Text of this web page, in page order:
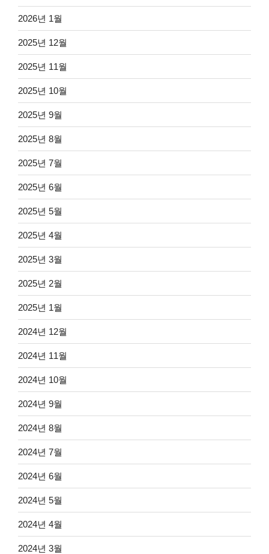
2026년 1월
2025년 12월
2025년 11월
2025년 10월
2025년 9월
2025년 8월
2025년 7월
2025년 6월
2025년 5월
2025년 4월
2025년 3월
2025년 2월
2025년 1월
2024년 12월
2024년 11월
2024년 10월
2024년 9월
2024년 8월
2024년 7월
2024년 6월
2024년 5월
2024년 4월
2024년 3월